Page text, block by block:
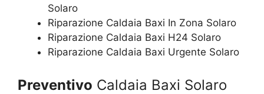
Solaro
Riparazione Caldaia Baxi In Zona Solaro
Riparazione Caldaia Baxi H24 Solaro
Riparazione Caldaia Baxi Urgente Solaro
Preventivo Caldaia Baxi Solaro